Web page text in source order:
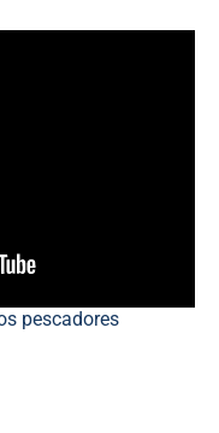
pescadores